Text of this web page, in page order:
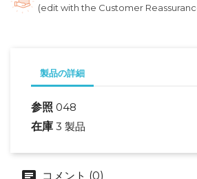
(edit with the Customer
製品の詳細
参照 048
在庫 3 製品
コメント (0)